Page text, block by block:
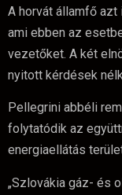
A horvát államfő azt
ami ebben az
vezetőket. A két
nyitott kérdések
Pellegrini abbéli
folytatódik az
energiaellátás
„Szlovákia gáz- és